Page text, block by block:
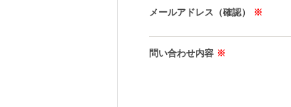
メールアドレス（確認） ※
問い合わせ内容 ※